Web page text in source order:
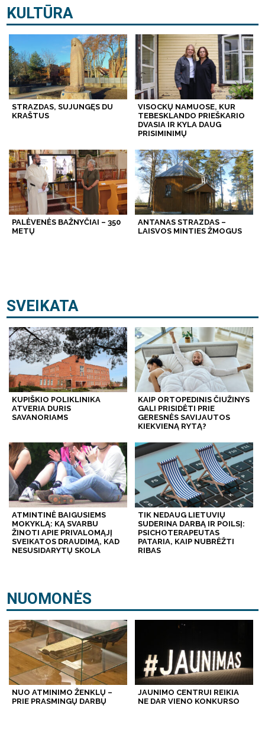
KULTŪRA
STRAZDAS, SUJUNGĘS DU
KRAŠTUS
VISOCKŲ NAMUOSE, KUR
TEBESKLANDO PRIEŠKARIO
DVASIA IR KYLA DAUG
PRISIMINIMŲ
PALĖVENĖS BAŽNYČIAI – 350
METŲ
ANTANAS STRAZDAS –
LAISVOS MINTIES ŽMOGUS
SVEIKATA
KUPIŠKIO POLIKLINIKA
ATVERIA DURIS
SAVANORIAMS
KAIP ORTOPEDINIS ČIUŽINYS
GALI PRISIDĖTI PRIE
GERESNĖS SAVIJAUTOS
KIEKVIENĄ RYTĄ?
ATMINTINĖ BAIGUSIEMS
MOKYKLĄ: KĄ SVARBU
ŽINOTI APIE PRIVALOMĄJĮ
SVEIKATOS DRAUDIMĄ, KAD
NESUSIDARYTŲ SKOLA
TIK NEDAUG LIETUVIŲ
SUDERINA DARBĄ IR POILSĮ:
PSICHOTERAPEUTAS
PATARIA, KAIP NUBRĖŽTI
RIBAS
NUOMONĖS
NUO ATMINIMO ŽENKLŲ –
PRIE PRASMINGŲ DARBŲ
JAUNIMO CENTRUI REIKIA
NE DAR VIENO KONKURSO